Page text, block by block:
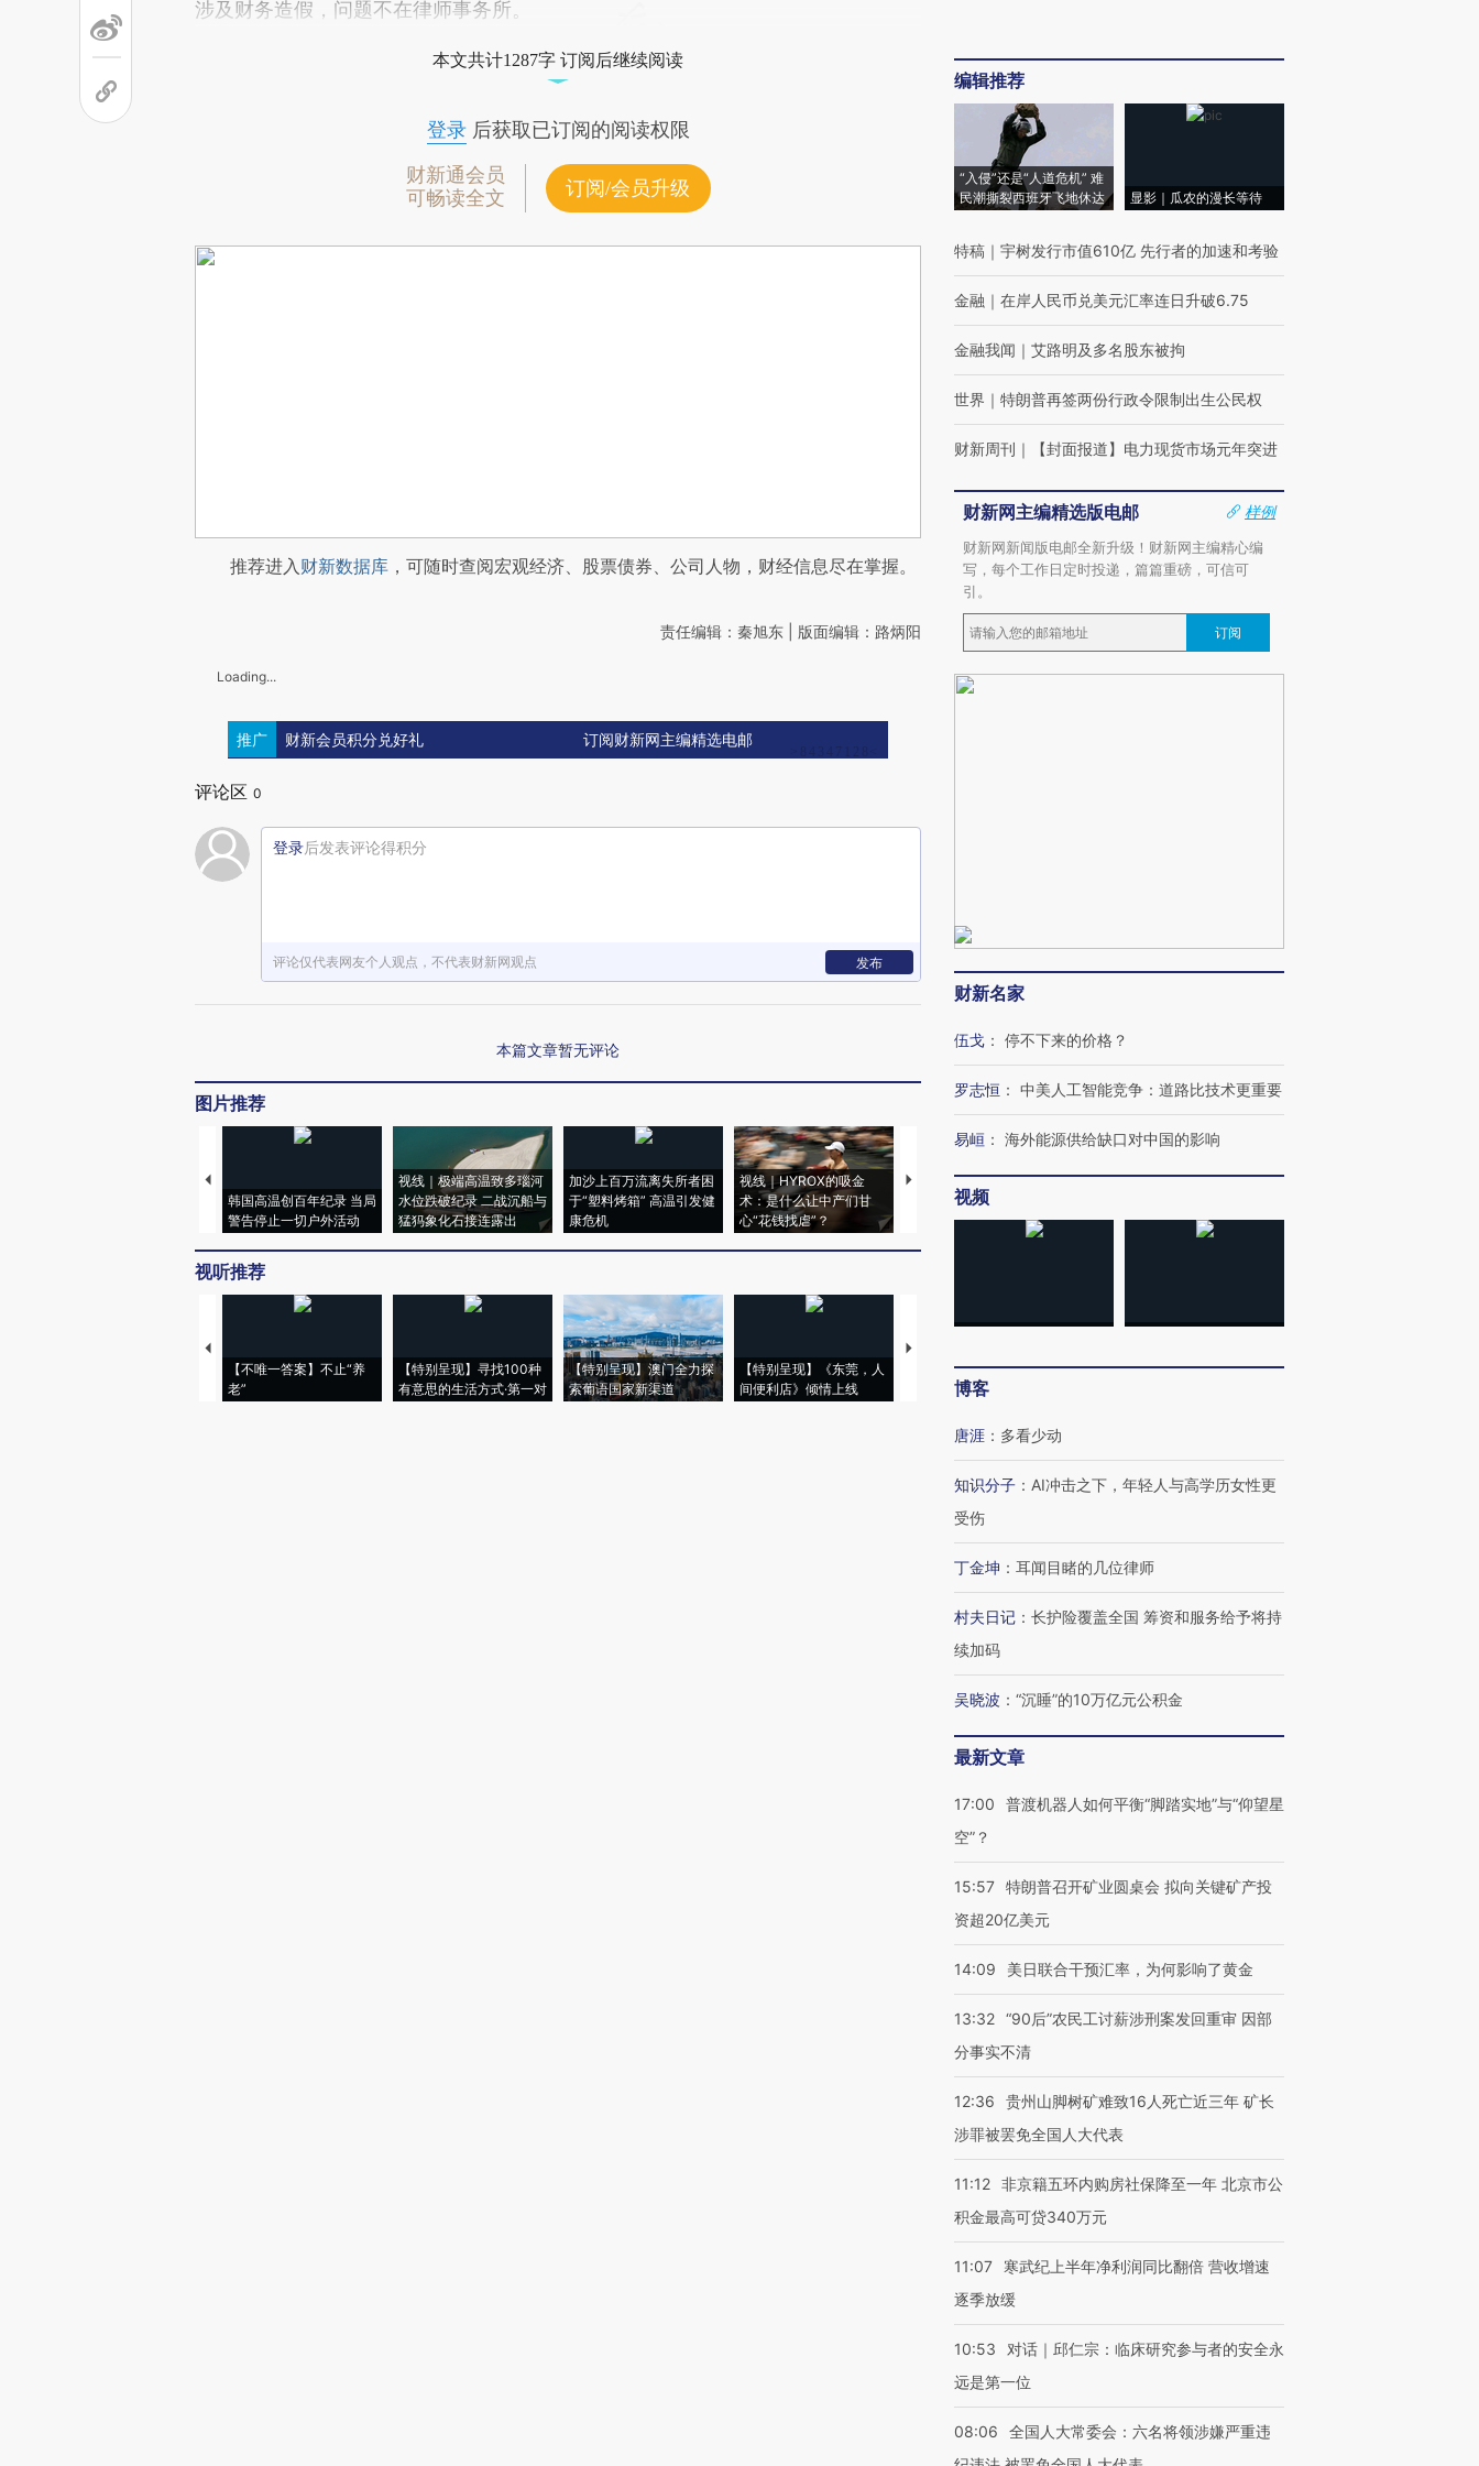
涉及财务造假，问题不在律师事务所。
本文共计1287字 订阅后继续阅读
登录后获取已订阅的阅读权限
财新通会员
可畅读全文
订阅/会员升级
推荐进入财新数据库 ，可随时查阅宏观经济、股票债券、公司人物，财经信息尽在掌握。
责任编辑：秦旭东 | 版面编辑：路炳阳
Loading...
推广 财新会员积分兑好礼 订阅财新网主编精选电邮
评论区 0
登录后发表评论得积分
评论仅代表网友个人观点，不代表财新网观点 发布
本篇文章暂无评论
图片推荐
韩国高温创百年纪录 当局
警告停止一切户外活动
视线｜极端高温致多瑙河
水位跌破纪录 二战沉船与
猛犸象化石接连露出
加沙上百万流离失所者困
于“塑料烤箱” 高温引发健
康危机
视线｜HYROX的吸金
术：是什么让中产们甘
心“花钱找虐”？
马航飞行员跨国走私7万
粒摇头丸 尿检体内含3种
视线｜被称为“蟑螂”的印
育部长拱下台
视线｜“入侵”还是“人道危
飞地休达
视听推荐
【不唯一答案】不止“养
老”
【特别呈现】寻找100种
有意思的生活方式·第一对
【特别呈现】澳门全力探
索葡语国家新渠道
【特别呈现】《东莞，人
间便利店》倾情上线
【推广】走进第四届链博
会，让数智科技“链”接产
【特别呈现】寻找100种
CFO：不靠规模取胜，华
编辑推荐
“入侵”还是“人道危机” 难
民潮撕裂西班牙飞地休达
显影｜瓜农的漫长等待
特稿 ｜ 宇树发行市值610亿 先行者的加速和考验
金融 ｜ 在岸人民币兑美元汇率连日升破6.75
金融我闻 ｜ 艾路明及多名股东被拘
世界 ｜ 特朗普再签两份行政令限制出生公民权
财新周刊 ｜ 【封面报道】电力现货市场元年突进
财新网主编精选版电邮
样例
财新网新闻版电邮全新升级！财新网主编精心编
写，每个工作日定时投递，篇篇重磅，可信可
引。
订阅
财新名家
伍戈 ： 停不下来的价格？
罗志恒 ： 中美人工智能竞争：道路比技术更重要
易峘 ： 海外能源供给缺口对中国的影响
视频
博客
唐涯 ： 多看少动
知识分子 ： AI冲击之下，年轻人与高学历女性更
受伤
丁金坤 ： 耳闻目睹的几位律师
村夫日记 ： 长护险覆盖全国 筹资和服务给予将持
续加码
吴晓波 ： “沉睡”的10万亿元公积金
最新文章
17:00
普渡机器人如何平衡“脚踏实地”与“仰望星
空”？
15:57 特朗普召开矿业圆桌会 拟向关键矿产投
资超20亿美元
14:09 美日联合干预汇率，为何影响了黄金
13:32 “90后”农民工讨薪涉刑案发回重审 因部
分事实不清
12:36
贵州山脚树矿难致16人死亡近三年 矿长
涉罪被罢免全国人大代表
11:12 非京籍五环内购房社保降至一年 北京市公
积金最高可贷340万元
11:07
寒武纪上半年净利润同比翻倍 营收增速
逐季放缓
10:53
对话｜邱仁宗：临床研究参与者的安全永
远是第一位
08:06
全国人大常委会：六名将领涉嫌严重违